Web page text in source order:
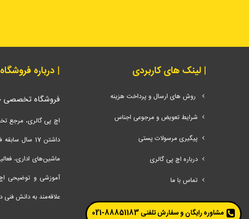
| لینک های کاربردی
روش های ارسال و پرداخت هزینه
شرایط تعویض و مرجوعی اجناس
پیگیری مرسولات پستی
درباره اچ پی گالری
تماس با ما
| درباره
فروشگاه تخصصی
اچ پی گالری، مرجع
داشتن 17
ماشین‌های اداری،
آموزشی و توضیحی
علاقه‌مند به دانش فنی
مشاوره رایگان و سفارش تلفنی 88851183-021